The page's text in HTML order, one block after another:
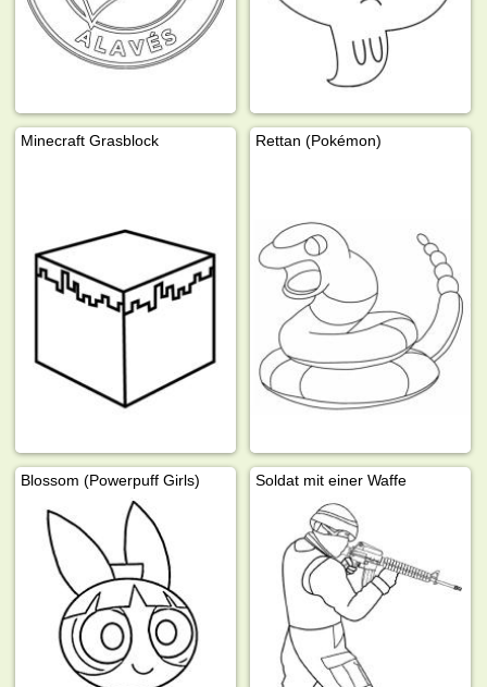
Minecraft Grasblock Rettan (Pokémon)
Blossom (Powerpuff Girls) Soldat mit einer Waffe